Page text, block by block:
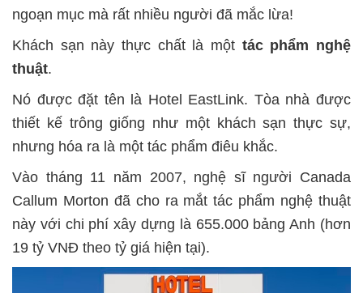
ngoạn mục mà rất nhiều người đã mắc lừa!
Khách sạn này thực chất là một tác phẩm nghệ
thuật.
Nó được đặt tên là Hotel EastLink. Tòa nhà được
thiết kế trông giống như một khách sạn thực sự,
nhưng hóa ra là một tác phẩm điêu khắc.
Vào tháng 11 năm 2007, nghệ sĩ người Canada
Callum Morton đã cho ra mắt tác phẩm nghệ thuật
này với chi phí xây dựng là 655.000 bảng Anh (hơn
19 tỷ VNĐ theo tỷ giá hiện tại).